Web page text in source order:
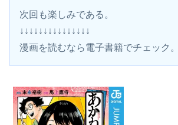
次回も楽しみである。
↓↓↓↓↓↓↓↓↓↓↓↓↓↓↓
漫画を読むなら電子書籍でチェック。